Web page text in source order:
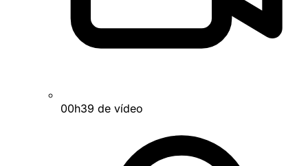
00h39 de vídeo